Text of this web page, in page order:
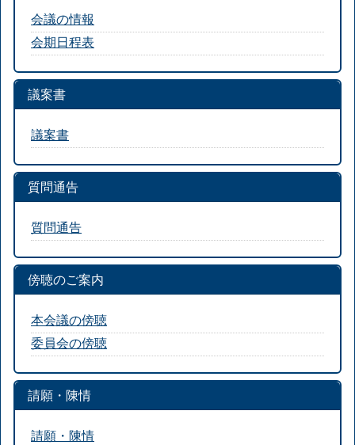
会議の情報
会期日程表
議案書
議案書
質問通告
質問通告
傍聴のご案内
本会議の傍聴
委員会の傍聴
請願・陳情
請願・陳情